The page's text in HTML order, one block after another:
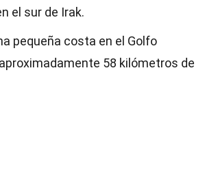
el sur de Irak.
pequeña costa en el Golfo
58 kilómetros de